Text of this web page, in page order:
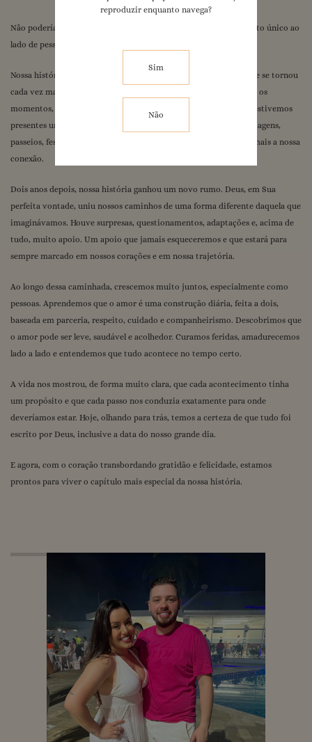
reproduzir enquanto navega?
Sim
Não
1/1
Não poderíamos estar mais felizes por compartilhar esse momento único ao
lado de pessoas tão importantes para nós.
Nossa história começou há seis anos, através de uma amizade que se tornou
cada vez mais forte e verdadeira. Fomos companheiros em todos os
momentos, nos dias felizes e também nos mais difíceis. Sempre estivemos
presentes um para o outro, compartilhando conselhos, sonhos, viagens,
passeios, festas e inúmeras experiências que fortaleceram ainda mais a nossa
conexão.
Dois anos depois, nossa história ganhou um novo rumo. Deus, em Sua
perfeita vontade, uniu nossos caminhos de uma forma diferente daquela que
imaginávamos. Houve surpresas, questionamentos, adaptações e, acima de
tudo, muito apoio. Um apoio que jamais esqueceremos e que estará para
sempre marcado em nossos corações e em nossa trajetória.
Ao longo dessa caminhada, crescemos muito juntos, especialmente como
pessoas. Aprendemos que o amor é uma construção diária, feita a dois,
baseada em parceria, respeito, cuidado e companheirismo. Descobrimos que
o amor pode ser leve, saudável e acolhedor. Curamos feridas, amadurecemos
lado a lado e entendemos que tudo acontece no tempo certo.
A vida nos mostrou, de forma muito clara, que cada acontecimento tinha
um propósito e que cada passo nos conduzia exatamente para onde
deveríamos estar. Hoje, olhando para trás, temos a certeza de que tudo foi
escrito por Deus, inclusive a data do nosso grande dia.
E agora, com o coração transbordando gratidão e felicidade, estamos
prontos para viver o capítulo mais especial da nossa história.